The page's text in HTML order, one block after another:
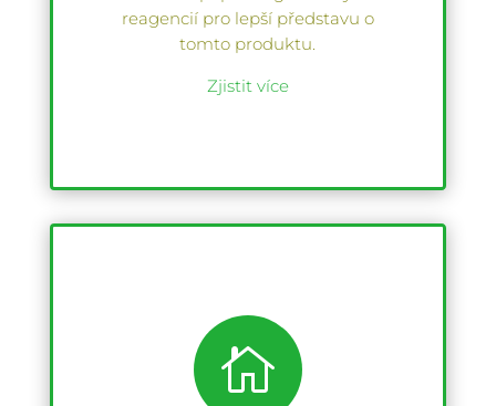
reagencií pro lepší představu o
tomto produktu.
Zjistit více
